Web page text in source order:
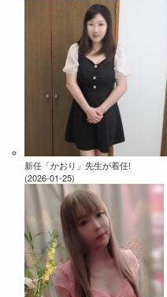
新任「かおり」先生が着任!
(2026-01-25)